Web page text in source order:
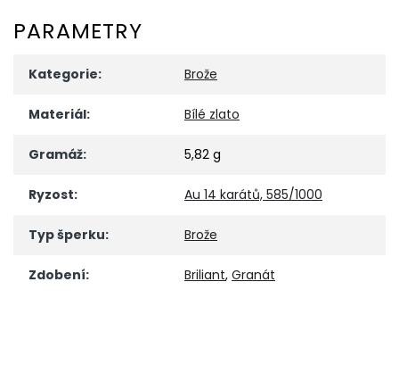
PARAMETRY
Kategorie: Brože
Materiál: Bílé zlato
Gramáž: 5,82 g
Ryzost: Au 14 karátů, 585/1000
Typ šperku: Brože
Zdobení: Briliant, Granát